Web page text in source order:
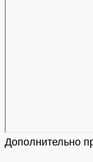
Дополнительно